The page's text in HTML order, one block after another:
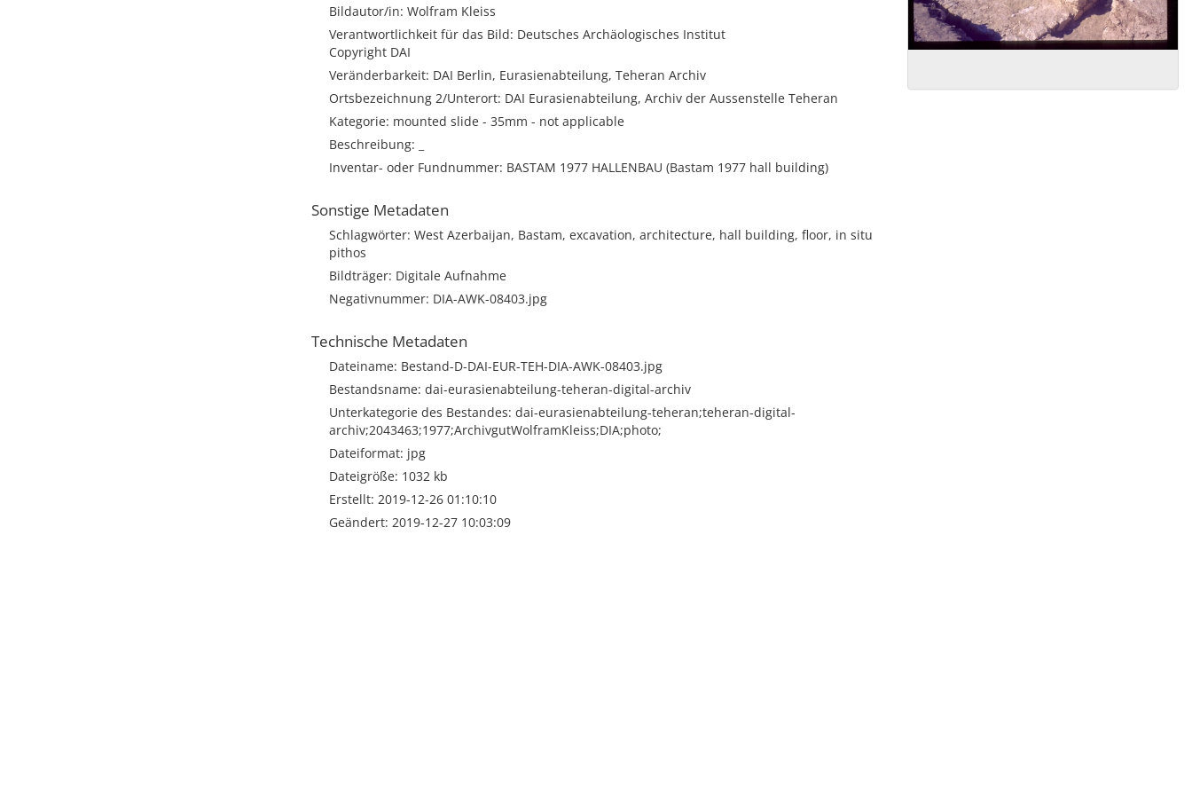
Bildautor/in: Wolfram Kleiss
Verantwortlichkeit für das Bild: Deutsches Archäologisches Institut
Copyright DAI
Veränderbarkeit: DAI Berlin, Eurasienabteilung, Teheran Archiv
Ortsbezeichnung 2/Unterort: DAI Eurasienabteilung, Archiv der Aussenstelle Teheran
Kategorie: mounted slide - 35mm - not applicable
Beschreibung: _
Inventar- oder Fundnummer: BASTAM 1977 HALLENBAU (Bastam 1977 hall building)
Sonstige Metadaten
Schlagwörter: West Azerbaijan, Bastam, excavation, architecture, hall building, floor, in situ
pithos
Bildträger: Digitale Aufnahme
Negativnummer: DIA-AWK-08403.jpg
Technische Metadaten
Dateiname: Bestand-D-DAI-EUR-TEH-DIA-AWK-08403.jpg
Bestandsname: dai-eurasienabteilung-teheran-digital-archiv
Unterkategorie des Bestandes: dai-eurasienabteilung-teheran;teheran-digital-
archiv;2043463;1977;ArchivgutWolframKleiss;DIA;photo;
Dateiformat: jpg
Dateigröße: 1032 kb
Erstellt: 2019-12-26 01:10:10
Geändert: 2019-12-27 10:03:09